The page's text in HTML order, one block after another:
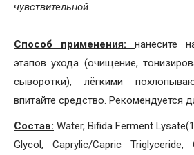
чувствительной.
Способ применения: нанесите
этапов ухода (очищение,
сыворотки), лёгкими
впитайте средство. Рекомендуется
Состав: Water, Bifida Ferment
Glycol, Caprylic/Capric Triglyceride,